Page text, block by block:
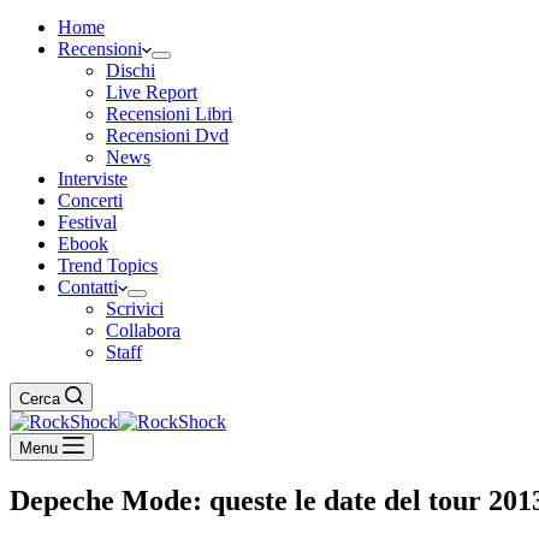
Home
Recensioni
Dischi
Live Report
Recensioni Libri
Recensioni Dvd
News
Interviste
Concerti
Festival
Ebook
Trend Topics
Contatti
Scrivici
Collabora
Staff
Cerca
Menu
Depeche Mode: queste le date del tour